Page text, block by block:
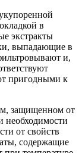
в
экстракты
выпадающие в
и,
пригодными к
защищенном от
необходимости
от свойств
содержащие